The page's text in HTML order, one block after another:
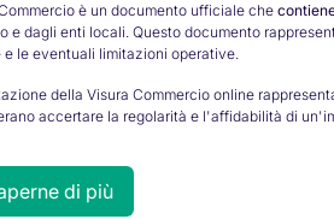
è un documento ufficiale che
e dagli enti locali. Questo documento
e le eventuali limitazioni operative.
della Visura Commercio online
accertare la regolarità e l'affidabilità di
di più